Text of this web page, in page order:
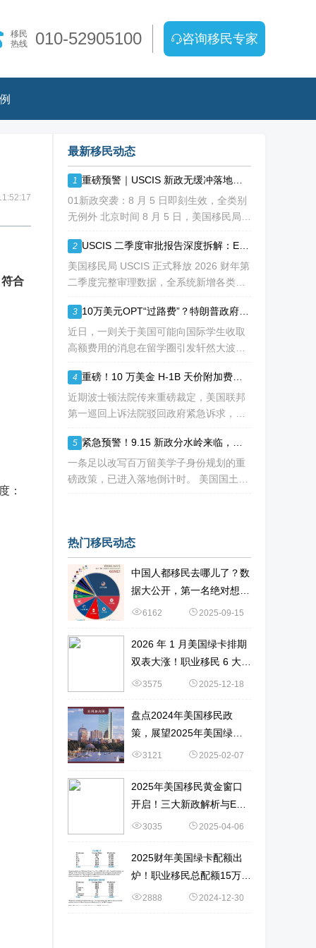
移民
热线
010-52905100 咨询移民专家
合
：
最新移民动态
1
01新政突袭：8 月 5 日即刻生效，全类别
无例外 北京时间 8 月 5 日，美国移民局
05，彻底改写移民申请审理规则： 移民官
拥
2
美国移民局 USCIS 正式释放 2026 财年第
二季度完整审理数据，全系统新增各类移
整体待审积压总量已冲破 1200 万大关。
海
3
近日，一则关于美国可能向国际学生收取
高额费用的消息在留学圈引发轩然大波。
朗普政府正在讨论一项针对国际学生毕业
后工作许可（OPT）的新方案，其中可能
包括高达10万美元
4
近期波士顿法院传来重磅裁定，美国联邦
第一巡回上诉法院驳回政府紧急诉求，此
费，再次被司法禁令冻结。 不少海外技
术人才看到消息稍感宽慰，但
5
一条足以改写百万留美学子身份规划的重
磅政策，已进入落地倒计时。 美国国土安
热门移民动态
中国人都移民去哪儿了？数
据大公开，第一名绝对想不
到6162 2025-09-15
2026 年 1 月美国绿卡排期
双表大涨！职业移民 6 大新
变化 + 申请策略
3575 2025-12-18
盘点2024年美国移民政
策，展望2025年美国绿卡
获取难度！
3121 2025-02-07
2025年美国移民黄金窗口
开启！三大新政解析与EB-
1A申请实战指南！
3035 2025-04-06
2025财年美国绿卡配额出
炉！职业移民总配额15万！
数据详解→
2888 2024-12-30